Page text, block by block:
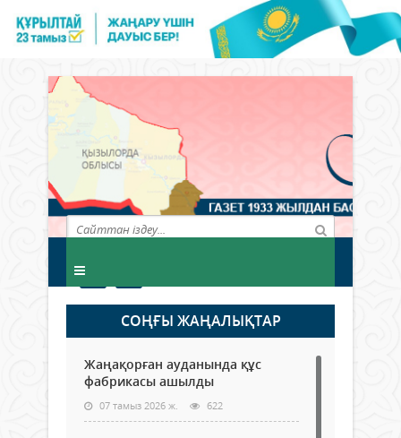
СОҢҒЫ ЖАҢАЛЫҚТАР
Жаңақорған ауданында құс
фабрикасы ашылды
07 тамыз 2026 ж. 622